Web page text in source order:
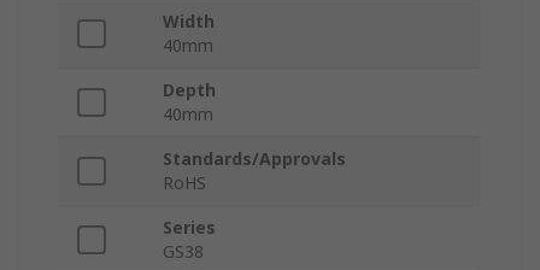
Width
40mm
Depth
40mm
Standards/Approvals
RoHS
Series
GS38